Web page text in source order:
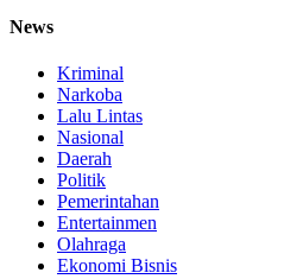
News
Kriminal
Narkoba
Lalu Lintas
Nasional
Daerah
Politik
Pemerintahan
Entertainmen
Olahraga
Ekonomi Bisnis